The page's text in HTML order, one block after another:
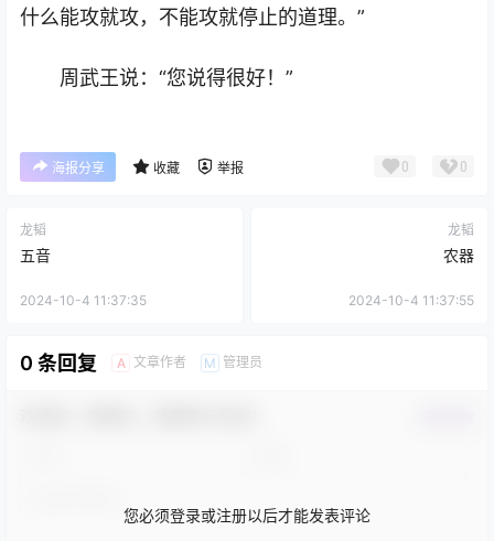
什么能攻就攻，不能攻就停止的道理。”
周武王说：“您说得很好！”
海报分享 收藏 举报 0 0
龙韬
五音
2024-10-4 11:37:35
龙韬
农器
2024-10-4 11:37:55
0 条回复 A 文章作者 M 管理员
您必须登录或注册以后才能发表评论